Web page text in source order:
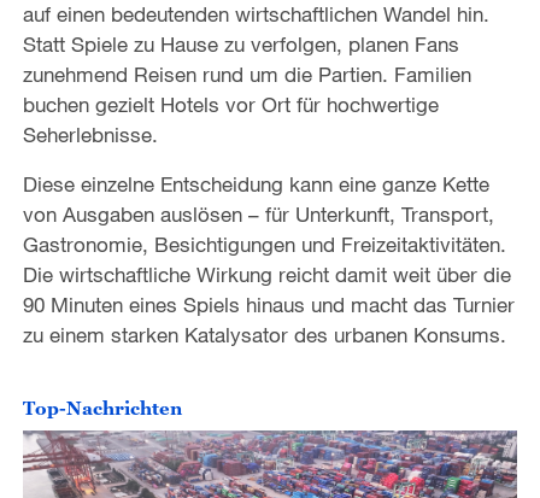
auf einen bedeutenden wirtschaftlichen Wandel hin.
Statt Spiele zu Hause zu verfolgen, planen Fans
zunehmend Reisen rund um die Partien. Familien
buchen gezielt Hotels vor Ort für hochwertige
Seherlebnisse.
Diese einzelne Entscheidung kann eine ganze Kette
von Ausgaben auslösen – für Unterkunft, Transport,
Gastronomie, Besichtigungen und Freizeitaktivitäten.
Die wirtschaftliche Wirkung reicht damit weit über die
90 Minuten eines Spiels hinaus und macht das Turnier
zu einem starken Katalysator des urbanen Konsums.
Top-Nachrichten